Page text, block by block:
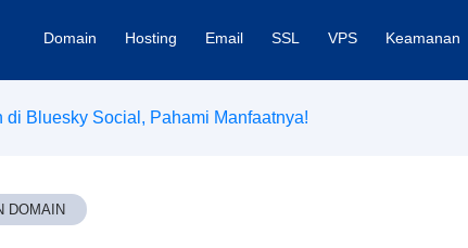
Domain Hosting Email SSL VPS Keamanan
di Bluesky Social, Pahami Manfaatnya!
DOMAIN